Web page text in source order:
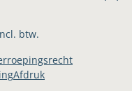
btw.
Afdruk